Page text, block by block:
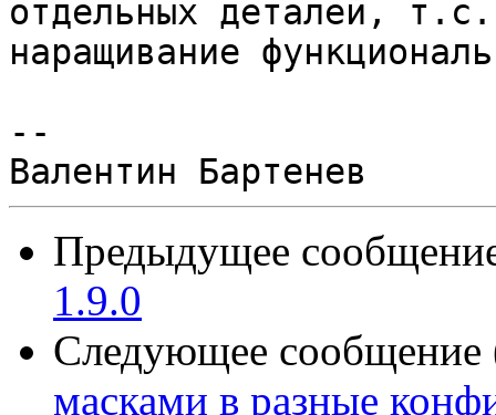
отдельных деталей, т.с.
наращивание
--
Предыдущее
1.9.0
Следующее сообщение
масками в разные